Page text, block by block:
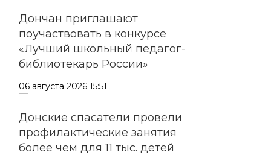
Дончан приглашают
поучаствовать в конкурсе
«Лучший школьный педагог-
библиотекарь России»
06 августа 2026 15:51
Донские спасатели провели
профилактические занятия
более чем для 11 тыс. детей